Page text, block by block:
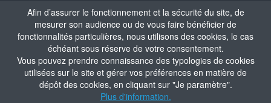
Afin d’assurer le fonctionnement et la sécurité du site, de
mesurer son audience ou de vous faire bénéficier de
fonctionnalités particulières, nous utilisons des cookies, le cas
échéant sous réserve de votre consentement.
Vous pouvez prendre connaissance des typologies de cookies
utilisées sur le site et gérer vos préférences en matière de
dépôt des cookies, en cliquant sur "Je paramètre".
Plus d'information.